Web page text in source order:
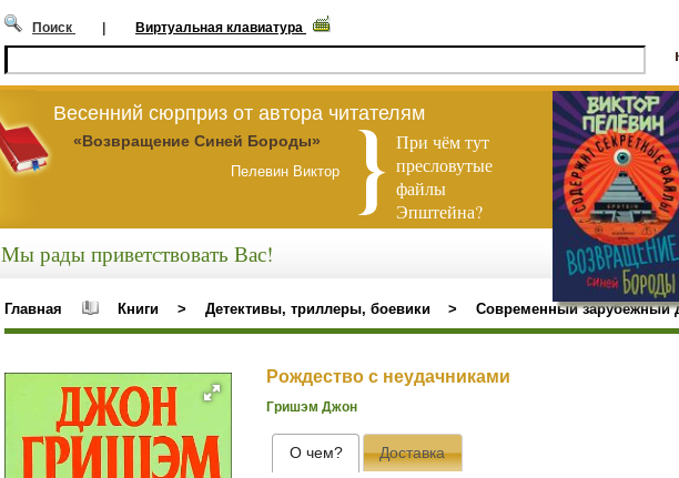
Поиск | Виртуальная клавиатура
Весенний сюрприз от автора читателям
«Возвращение Синей Бороды»
Пелевин Виктор
При чём тут
пресловутые
файлы
Эпштейна?
Мы рады приветствовать Вас!
Главная Книги > Детективы, триллеры, боевики > Современный зарубежный
Рождество с неудачниками
Гришэм Джон
О чем? Доставка